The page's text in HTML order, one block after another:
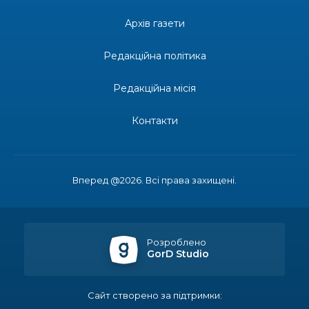
Одна з найяскравіших постатей Бахмута –
професійним святом
спецрахунки
Іпотеку для ВПО спростили, але з одним
Вперед @2026. Всі права захищені.
Архів газети
Редакційна політика
Редакційна місія
Контакти
Розроблено
GorD Studio
Сайт створено за підтримки: